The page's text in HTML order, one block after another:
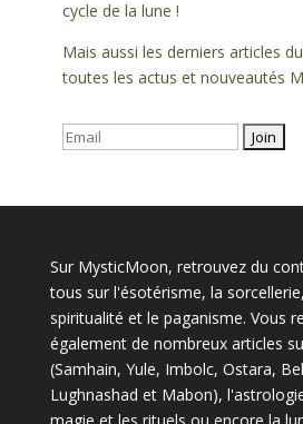
cycle de la lune !
Mais aussi les derniers articles
toutes les actus et nouveautés
Sur MysticMoon, retrouvez du
tous sur l'ésotérisme, la
spiritualité et le paganisme. Vous
également de nombreux articles
(Samhain, Yule, Imbolc, Ostara,
Lughnashad et Mabon),